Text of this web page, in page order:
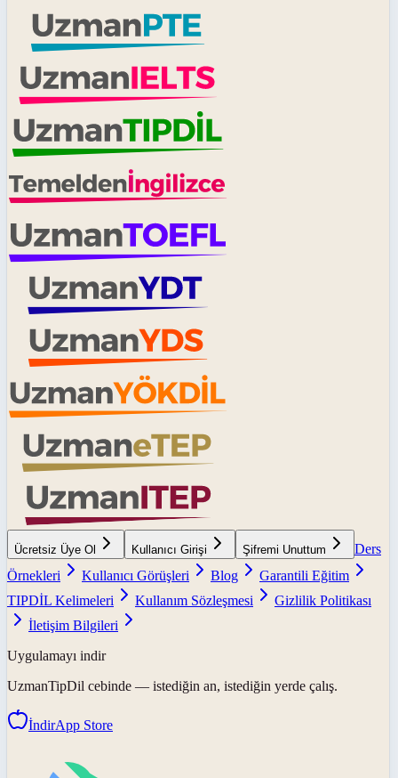
Ücretsiz Üye Ol Kullanıcı Girişi Şifremi Unuttum
Ders
Örnekleri
Kullanıcı Görüşleri Blog
Garantili Eğitim
TIPDİL Kelimeleri
Kullanım Sözleşmesi
Gizlilik Politikası
İletişim Bilgileri
Uygulamayı indir
UzmanTipDil cebinde — istediğin an, istediğin yerde çalış.
İndirApp Store